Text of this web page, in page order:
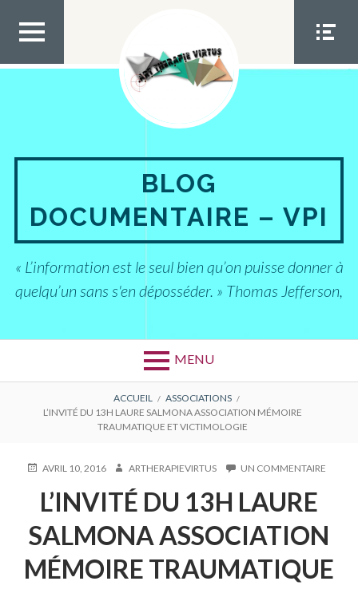
contenu
MEN
MEN
BLOG
DOCUMENTAIRE – VPI
« L’information est le seul bien qu’on puisse donner à
quelqu’un sans s'en déposséder. » Thomas Jefferson,
MENU
FIL
D'ARIANE
ACCUEIL
ASSOCIATIONS
L’INVITÉ DU 13H LAURE SALMONA ASSOCIATION MÉMOIRE
TRAUMATIQUE ET VICTIMOLOGIE
PUBLIÉAVRIL 10, 2016 AUTEUR
ARTHERAPIEVIRTUS UN COMMENTAIRESUR
LAURE
L’INVITÉ DU 13H LAURE
SALMONA ASSOCIATION
MÉMOIRE TRAUMATIQUE